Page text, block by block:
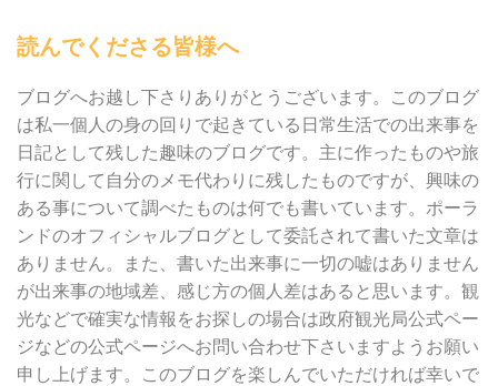
読んでくださる皆様へ
ブログへお越し下さりありがとうございます。このブログ
は私一個人の身の回りで起きている日常生活での出来事を
日記として残した趣味のブログです。主に作ったものや旅
行に関して自分のメモ代わりに残したものですが、興味の
ある事について調べたものは何でも書いています。ポーラ
ンドのオフィシャルブログとして委託されて書いた文章は
ありません。また、書いた出来事に一切の嘘はありません
が出来事の地域差、感じ方の個人差はあると思います。観
光などで確実な情報をお探しの場合は政府観光局公式ペー
ジなどの公式ページへお問い合わせ下さいますようお願い
申し上げます。このブログを楽しんでいただければ幸いで